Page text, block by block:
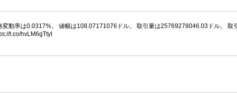
動率は0.0317%。 値幅は108.07171076ドル。 取引量は25769278046.03ドル。 取引
t.co/hvLM6gTtyI